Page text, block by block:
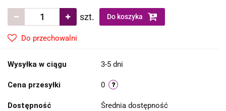
szt. Do koszyka
Do przechowalni
Wysyłka w ciągu 3-5 dni
Cena przesyłki 0
Dostępność Średnia dostępność